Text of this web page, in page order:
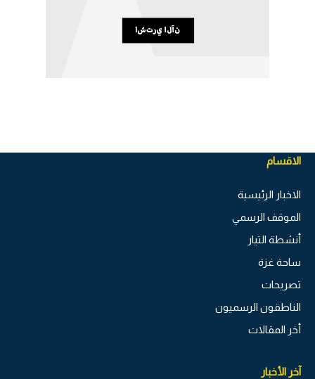
الاقسام
الاخبار الرئيسية
الموقف الرسمي
أنشطة التيار
ساحة غزة
تصريحات
الناطقون الرسميون
أخر المقالات
آخر الأخبار